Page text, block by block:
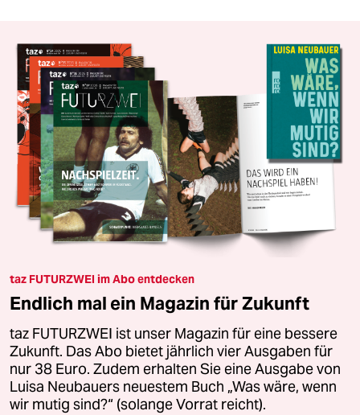
taz FUTURZWEI im Abo entdecken
Endlich mal ein Magazin für Zukunft
taz FUTURZWEI ist unser Magazin für eine bessere
Zukunft. Das Abo bietet jährlich vier Ausgaben für
nur 38 Euro. Zudem erhalten Sie eine Ausgabe von
Luisa Neubauers neuestem Buch „Was wäre, wenn
wir mutig sind?“ (solange Vorrat reicht).